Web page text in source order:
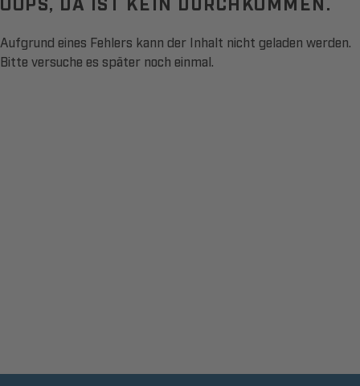
Aufgrund eines Fehlers kann der Inhalt nicht geladen werden.
Bitte versuche es später noch einmal.